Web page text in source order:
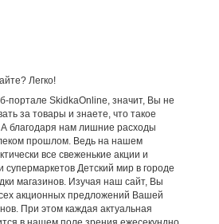
Легко!
портале SkidkaOnline, значит, Вы не
за товары и знаете, что такое
благодаря нам лишние расходы
прошлом. Ведь на нашем
все свеженькие акции и
супермаркетов Детский мир в городе
магазинов. Изучая наш сайт, Вы
акционных предложений Вашей
При этом каждая актуальная